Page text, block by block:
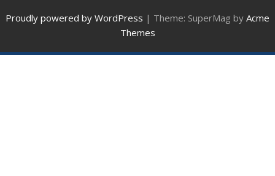
Proudly powered by WordPress | Theme: SuperMag by Acme
Themes